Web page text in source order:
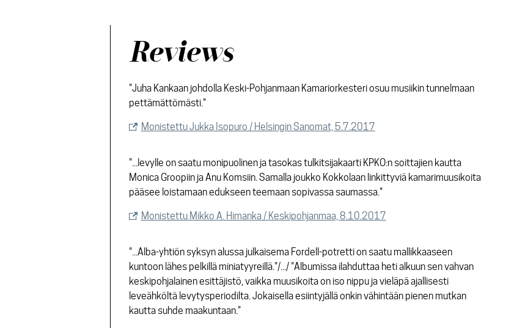
Reviews
"Juha Kankaan johdolla Keski-Pohjanmaan Kamariorkesteri osuu musiikin tunnelmaan
pettämättömästi."
Monistettu Jukka Isopuro / Helsingin Sanomat, 5.7.2017
"...levylle on saatu monipuolinen ja tasokas tulkitsijakaarti KPKO:n soittajien kautta
Monica Groopiin ja Anu Komsiin. Samalla joukko Kokkolaan linkittyviä kamarimuusikoita
pääsee loistamaan edukseen teemaan sopivassa saumassa."
Monistettu Mikko A. Himanka / Keskipohjanmaa, 8.10.2017
"...Alba-yhtiön syksyn alussa julkaisema Fordell-potretti on saatu mallikkaaseen
kuntoon lähes pelkillä miniatyyreillä."/.../ "Albumissa ilahduttaa heti alkuun sen vahvan
keskipohjalainen esittäjistö, vaikka muusikoita on iso nippu ja vieläpä ajallisesti
leveähköltä levytysperiodilta. Jokaisella esiintyjällä onkin vähintään pienen mutkan
kautta suhde maakuntaan."